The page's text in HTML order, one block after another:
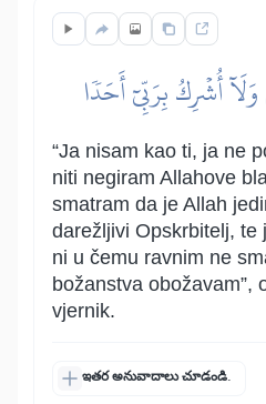
أُشۡرِكُ بِرَبِّيٓ أَحَدٗا
“Ja nisam kao ti, ja ne
niti negiram Allahove
smatram da je Allah
darežljivi Opskrbitelj, te
ni u čemu ravnim ne
božanstva obožavam”,
vjernik.
ఇతర అనువాదాలు చూడండి.